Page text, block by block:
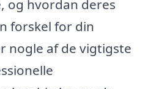
og hvordan deres
forskel for din
nogle af de vigtigste